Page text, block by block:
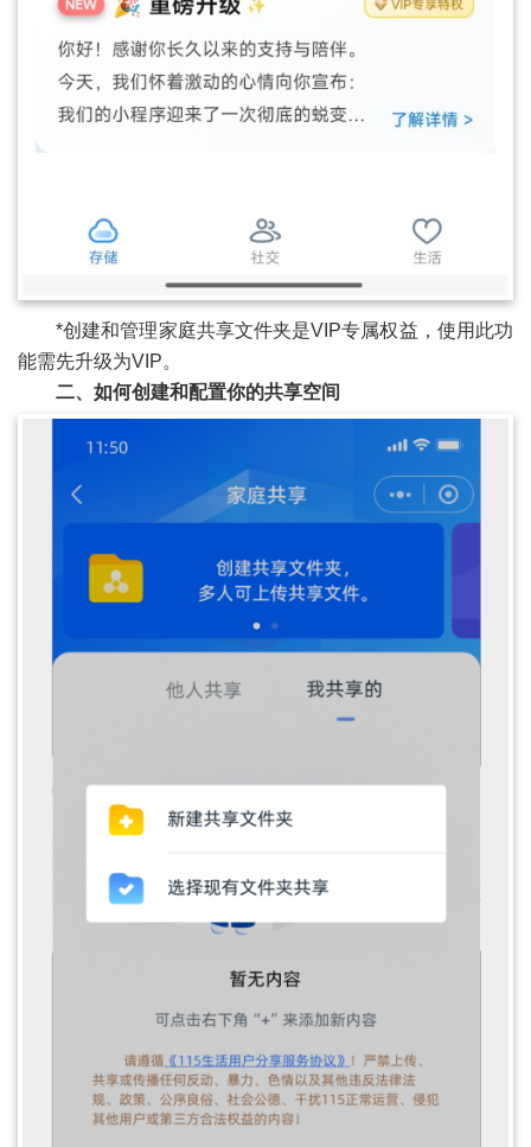
*创建和管理家庭共享文件夹是VIP专属权益，使用此功
能需先升级为VIP。
二、如何创建和配置你的共享空间